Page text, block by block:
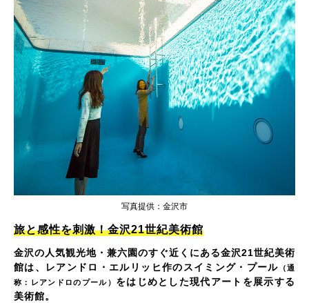
旅と感性を刺激！金沢21世紀美術館
金沢の人気観光地・兼六園のすぐ近くにある金沢21世紀美術
館は、レアンドロ・エルリッヒ作のスイミング・プール （通
称：レアンドロのプール） をはじめとした現代アートを展示する
美術館。
写真提供：金沢市